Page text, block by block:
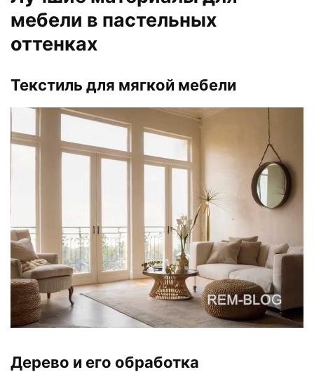
мебели в пастельных
оттенках
Текстиль для мягкой мебели
Дерево и его обработка